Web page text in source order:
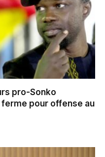
pro-Sonko
pour offense au